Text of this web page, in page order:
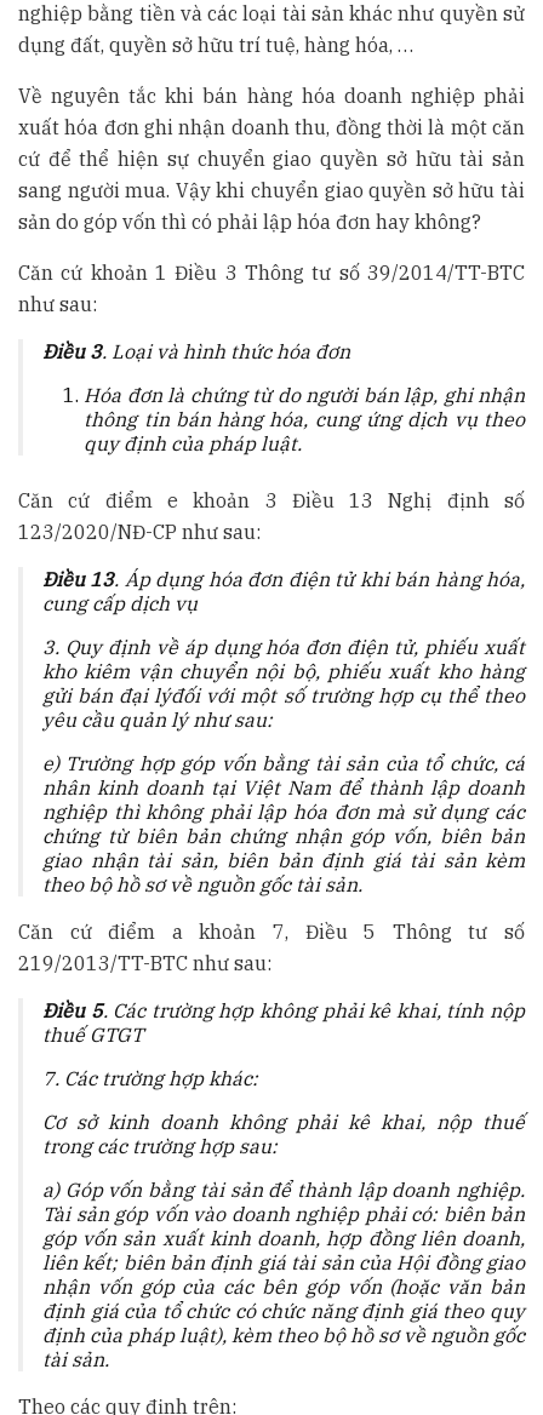
nghiệp bằng tiền và các loại tài sản khác như quyền sử
dụng đất, quyền sở hữu trí tuệ, hàng hóa, …
Về nguyên tắc khi bán hàng hóa doanh nghiệp phải
xuất hóa đơn ghi nhận doanh thu, đồng thời là một căn
cứ để thể hiện sự chuyển giao quyền sở hữu tài sản
sang người mua. Vậy khi chuyển giao quyền sở hữu tài
sản do góp vốn thì có phải lập hóa đơn hay không?
Căn cứ khoản 1 Điều 3 Thông tư số 39/2014/TT-BTC
như sau:
Điều 3. Loại và hình thức hóa đơn
Hóa đơn là chứng từ do người bán lập, ghi nhận
thông tin bán hàng hóa, cung ứng dịch vụ theo
quy định của pháp luật.
Căn cứ điểm e khoản 3 Điều 13 Nghị định số
123/2020/NĐ-CP như sau:
Điều 13. Áp dụng hóa đơn điện tử khi bán hàng hóa,
cung cấp dịch vụ
3. Quy định về áp dụng hóa đơn điện tử, phiếu xuất
kho kiêm vận chuyển nội bộ, phiếu xuất kho hàng
gửi bán đại lýđối với một số trường hợp cụ thể theo
yêu cầu quản lý như sau:
e) Trường hợp góp vốn bằng tài sản của tổ chức, cá
nhân kinh doanh tại Việt Nam để thành lập doanh
nghiệp thì không phải lập hóa đơn mà sử dụng các
chứng từ biên bản chứng nhận góp vốn, biên bản
giao nhận tài sản, biên bản định giá tài sản kèm
theo bộ hồ sơ về nguồn gốc tài sản.
Căn cứ điểm a khoản 7, Điều 5 Thông tư số
219/2013/TT-BTC như sau:
Điều 5. Các trường hợp không phải kê khai, tính nộp
thuế GTGT
7. Các trường hợp khác:
Cơ sở kinh doanh không phải kê khai, nộp thuế
trong các trường hợp sau:
a) Góp vốn bằng tài sản để thành lập doanh nghiệp.
Tài sản góp vốn vào doanh nghiệp phải có: biên bản
góp vốn sản xuất kinh doanh, hợp đồng liên doanh,
liên kết; biên bản định giá tài sản của Hội đồng giao
nhận vốn góp của các bên góp vốn (hoặc văn bản
định giá của tổ chức có chức năng định giá theo quy
định của pháp luật), kèm theo bộ hồ sơ về nguồn gốc
tài sản.
Theo các quy định trên: